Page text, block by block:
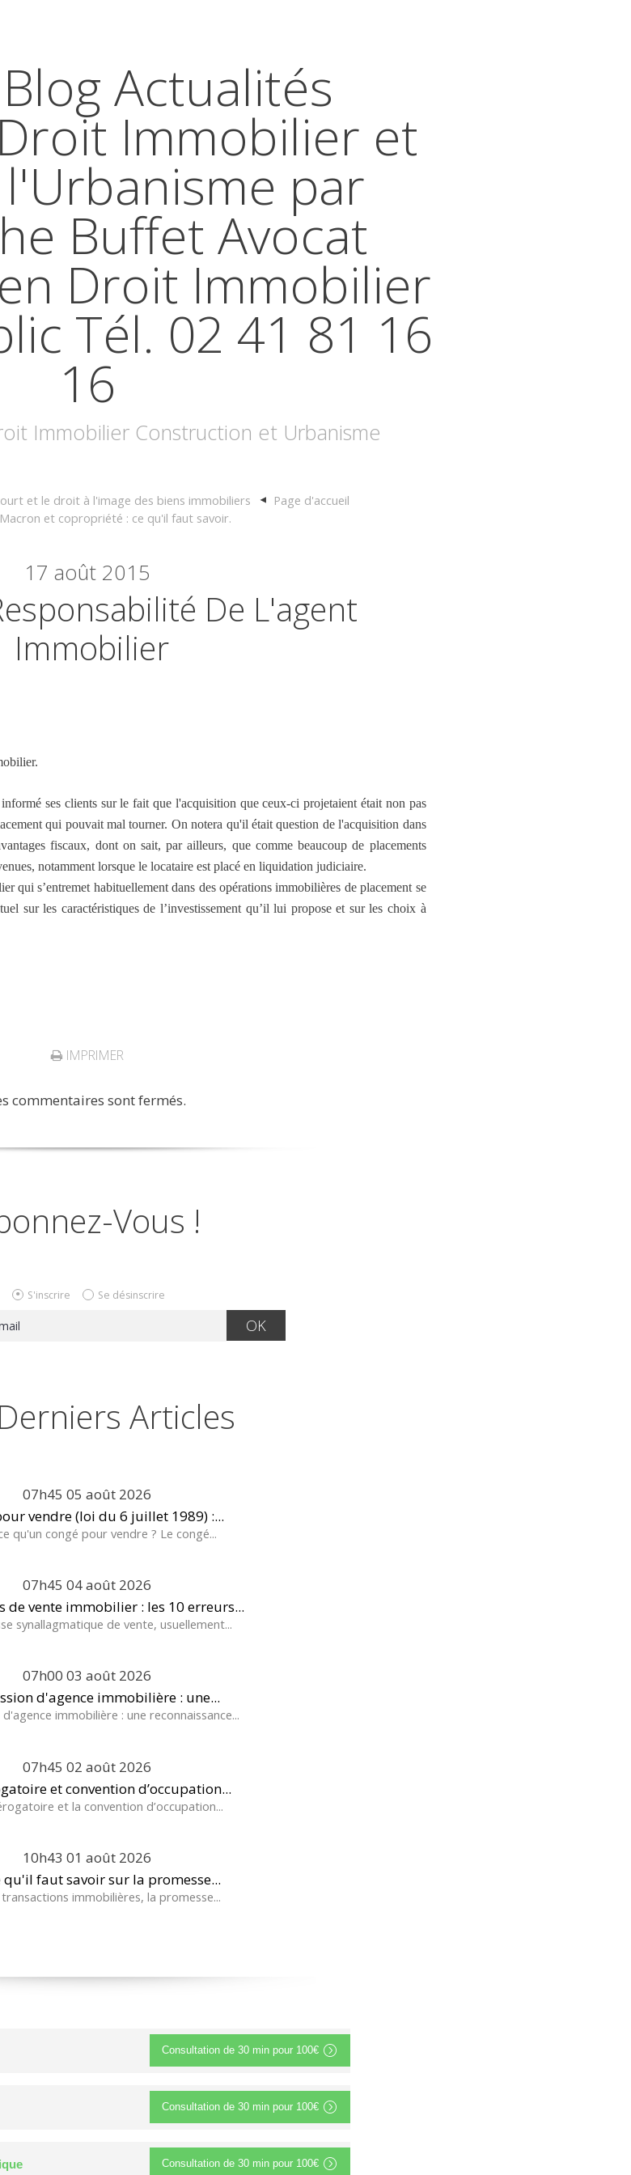
Actualités
Immobilier et
par
Buffet Avocat
Droit Immobilier
Tél. 02 41 81 16
16
Immobilier Construction et Urbanisme
et le droit à l'image des biens immobiliers
Page d'accueil
et copropriété : ce qu'il faut savoir.
17 août 2015
De L'agent
Immobilier
ses clients sur le fait que l'acquisition que ceux-ci projetaient était non pas
qui pouvait mal tourner. On notera qu'il était question de l'acquisition dans
fiscaux, dont on sait, par ailleurs, que comme beaucoup de placements
notamment lorsque le locataire est placé en liquidation judiciaire.
qui s’entremet habituellement dans des opérations immobilières de placement se
sur les caractéristiques de l’investissement qu’il lui propose et sur les choix à
IMPRIMER
commentaires sont fermés.
Vous !
S'inscrire Se désinscrire
Articles
07h45 05 août 2026
vendre (loi du 6 juillet 1989) :...
qu'un congé pour vendre ? Le congé...
07h45 04août 2026
de vente immobilier : les 10 erreurs...
synallagmatique de vente, usuellement...
07h00 03 août 2026
d'agence immobilière : une...
immobilière : une reconnaissance...
07h45 02 août 2026
et convention d’occupation...
et la convention d’occupation...
10h43 01 août 2026
qu'il faut savoir sur la promesse...
immobilières, la promesse...
Consultation de 30 min pour 100€
Consultation de 30 min pour 100€
Consultation de 30 min pour 100€